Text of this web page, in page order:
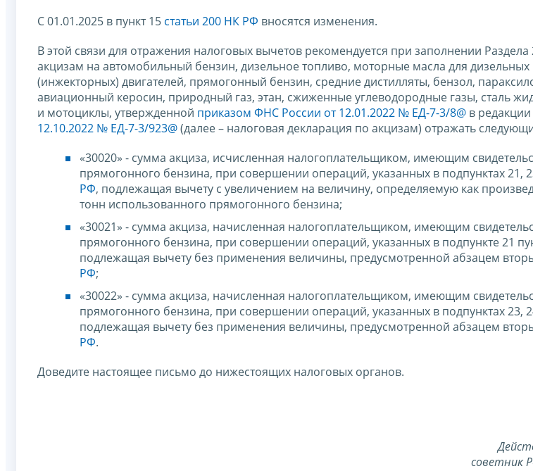
С 01.01.2025 в пункт 15 статьи 200 НК РФ вносятся изменения.
В этой связи для отражения налоговых вычетов рекомендуется при заполнении
акцизам на автомобильный бензин, дизельное топливо, моторные масла для
(инжекторных) двигателей, прямогонный бензин, средние дистилляты, бензол,
авиационный керосин, природный газ, этан, сжиженные углеводородные газы, сталь
и мотоциклы, утвержденной приказом ФНС России от 12.01.2022 № ЕД-7-3/8@ в редакции
12.10.2022 № ЕД-7-3/923@(далее – налоговая декларация по акцизам) отражать
«30020» - сумма акциза, исчисленная налогоплательщиком, имеющим
прямогонного бензина, при совершении операций, указанных в подпунктах 21,
РФ, подлежащая вычету с увеличением на величину, определяемую как
тонн использованного прямогонного бензина;
«30021» - сумма акциза, начисленная налогоплательщиком, имеющим
прямогонного бензина, при совершении операций, указанных в подпункте 21
подлежащая вычету без применения величины, предусмотренной абзацем
РФ;
«30022» - сумма акциза, начисленная налогоплательщиком, имеющим
прямогонного бензина, при совершении операций, указанных в подпунктах 23,
подлежащая вычету без применения величины, предусмотренной абзацем
РФ.
Доведите настоящее письмо до нижестоящих налоговых органов.
советник